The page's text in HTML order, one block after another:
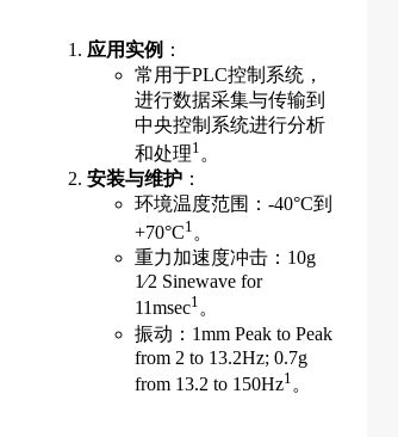
应用实例 ：
常用于PLC控制系统，
进行数据采集与传输到
中央控制系统进行分析
和处理1 。
安装与维护 ：
环境温度范围：-40°C到
+70°C1。
重力加速度冲击：10g
1⁄2 Sinewave for
11msec1。
振动：1mm Peak to Peak
from 2 to 13.2Hz; 0.7g
from 13.2 to 150Hz1 。